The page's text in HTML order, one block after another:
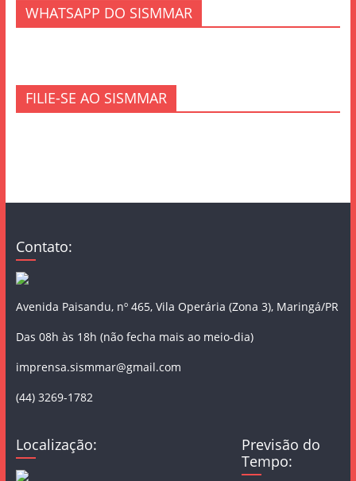
WHATSAPP DO SISMMAR
FILIE-SE AO SISMMAR
Contato:
Avenida Paisandu, nº 465, Vila Operária (Zona 3), Maringá/PR
Das 08h às 18h (não fecha mais ao meio-dia)
imprensa.sismmar@gmail.com
(44) 3269-1782
Localização:
Previsão do
Tempo: